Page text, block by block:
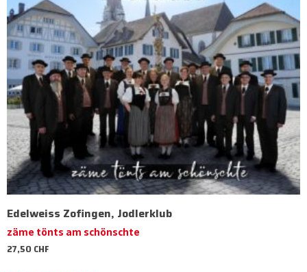
Edelweiss Zofingen, Jodlerklub
zäme tönts am schönschte
27,50CHF